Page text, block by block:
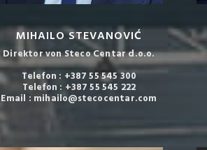
MIHAILO STEVANOVIĆ
Direktor von Steco Centar d.o.o.
Telefon : +387 55 545 300
Telefon : +387 55 545 222
Email : mihailo@stecocentar.com